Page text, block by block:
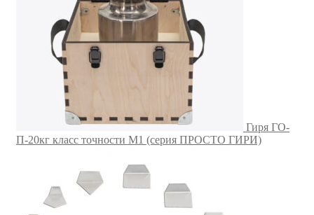
Гиря ГО-
П-20кг класс точности M1 (серия ПРОСТО ГИРИ)